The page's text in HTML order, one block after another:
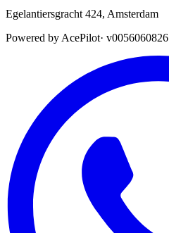
Egelantiersgracht 424, Amsterdam
Powered by AcePilot· v0056060826